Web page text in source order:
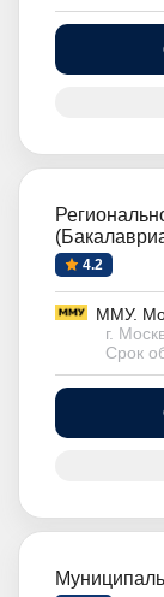
4.2
ММУ.
г.
Срок